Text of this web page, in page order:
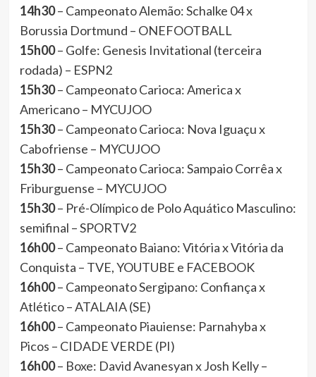
14h30– Campeonato Alemão: Schalke 04 x
Borussia Dortmund – ONEFOOTBALL
15h00– Golfe: Genesis Invitational (terceira
rodada) – ESPN2
15h30– Campeonato Carioca: America x
Americano – MYCUJOO
15h30– Campeonato Carioca: Nova Iguaçu x
Cabofriense – MYCUJOO
15h30– Campeonato Carioca: Sampaio Corrêa x
Friburguense – MYCUJOO
15h30– Pré-Olímpico de Polo Aquático Masculino:
semifinal – SPORTV2
16h00– Campeonato Baiano: Vitória x Vitória da
Conquista – TVE, YOUTUBE e FACEBOOK
16h00– Campeonato Sergipano: Confiança x
Atlético – ATALAIA (SE)
16h00– Campeonato Piauiense: Parnahyba x
Picos – CIDADE VERDE (PI)
16h00– Boxe: David Avanesyan x Josh Kelly –